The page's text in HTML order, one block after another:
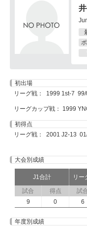
初出場
リーグ戦： 1999 1st-7 99/
リーグカップ戦： 1999
初得点
リーグ戦： 2001 J2-13
大会別成績
J1合計 リー
試合
得点 試
9
0 6
年度別成績